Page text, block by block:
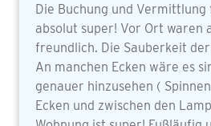
Die Buchung und
absolut super! Vor Ort waren
freundlich. Die Sauberkeit
An manchen Ecken wäre es
genauer hinzusehen (
Ecken und zwischen den